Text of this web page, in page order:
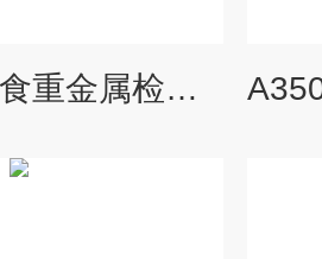
T-450台式粮食重金属检测仪